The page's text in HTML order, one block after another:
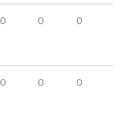
0 0 0
0 0 0